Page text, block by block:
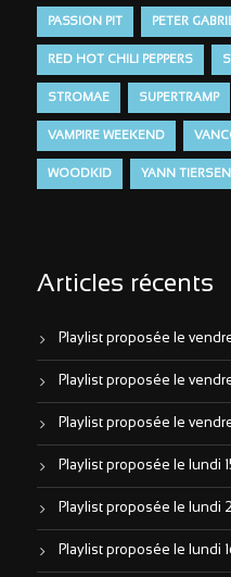
PASSION PIT PETER
RED HOT CHILI PEPPERS
STROMAE SUPERTRAMP
VAMPIRE WEEKEND
WOODKID YANN TIERSEN
Articles récents
Playlist proposée le
Playlist proposée le
Playlist proposée le
Playlist proposée le lundi
Playlist proposée le lundi
Playlist proposée le lundi